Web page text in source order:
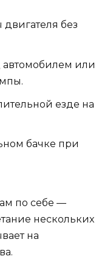
без
или
езде на
бачке при
по себе —
нескольких
на